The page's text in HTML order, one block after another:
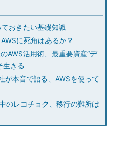
おきたい基礎知識
に死角はあるか？
AWS活用術、最重要資産“デ
生きる
が本音で語る、AWSを使って
のレコチョク、移行の難所は